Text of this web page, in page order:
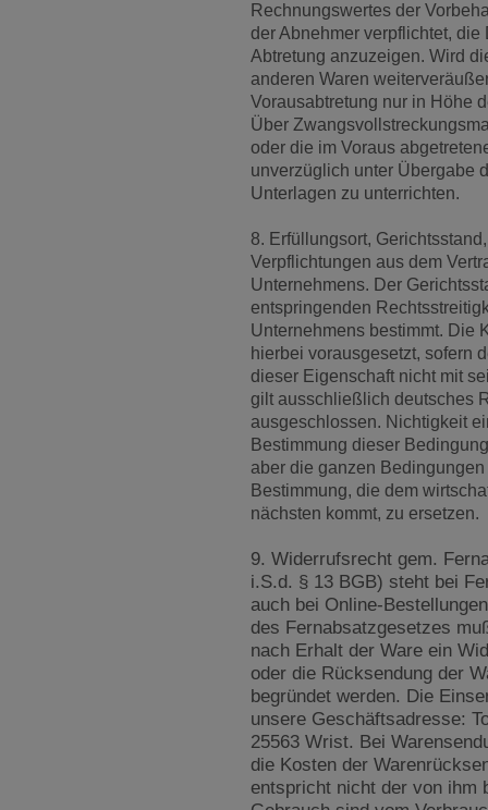
Rechnungswertes der
der Abnehmer verpflichtet,
Abtretung anzuzeigen. Wird
anderen Waren
Vorausabtretung nur in Höhe
Über
oder die im Voraus
unverzüglich unter Übergabe
Unterlagen zu unterrichten.
8. Erfüllungsort,
Verpflichtungen aus dem
Unternehmens. Der
entspringenden
Unternehmens bestimmt. Die
hierbei vorausgesetzt, sofern
dieser Eigenschaft nicht mit
gilt ausschließlich deutsches
ausgeschlossen. Nichtigkeit
Bestimmung dieser
aber die ganzen
Bestimmung, die dem
nächsten kommt, zu ersetzen.
9. Widerrufsrecht gem.
i.S.d. § 13 BGB) steht bei
auch bei Online-
des Fernabsatzgesetzes
nach Erhalt der Ware ein
oder die Rücksendung der
begründet werden. Die
unsere Geschäftsadresse:
25563 Wrist. Bei
die Kosten der
entspricht nicht der von ihm